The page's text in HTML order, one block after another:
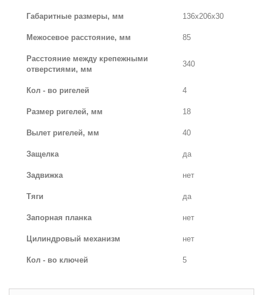
Габаритные размеры, мм 136х206х30
Межосевое расстояние, мм 85
Расстояние между крепежными
отверстиями, мм
340
Кол - во ригелей 4
Размер ригелей, мм 18
Вылет ригелей, мм 40
Защелка да
Задвижка нет
Тяги да
Запорная планка нет
Цилиндровый механизм нет
Кол - во ключей 5